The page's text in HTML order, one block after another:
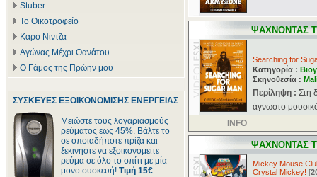
Stuber
Το Οικοτροφείο
Καρό Νίντζα
Αγώνας Μέχρι Θανάτου
Ο Γάμος της Πρώην μου
ΣΥΣΚΕΥΕΣ ΕΞΟΙΚΟΝΟΜΙΣΗΣ ΕΝΕΡΓΕΙΑΣ
Μειώστε τους λογαριασμούς
ρεύματος εως 45%. Βάλτε το
σε οποιαδήποτε πρίζα και
ξεκινήστε να εξοικονομείτε
ρεύμα σε όλο το σπίτι με μία
μονο συσκευή! Τιμή 15€
...
ΨΑΧΝΟΝΤΑΣ
Searching for
Κατηγορία :
Σκηνοθεσία :
Περίληψη : Στη
άγνωστο
INFO
ΨΑΧΝΟΝΤΑΣ
Mickey Mouse
Crystal Mickey! [